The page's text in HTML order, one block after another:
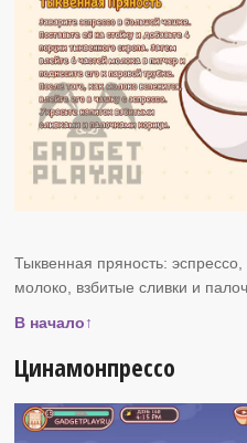
Тыквенная пряность:
молоко, взбитые сливки и
В начало↑
Цинамонпрессо